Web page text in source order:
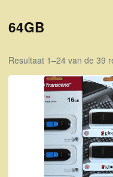
64GB
Resultaat 1–24 van de 39